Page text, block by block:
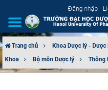
Đăng nhập
GIỚI THIỆU
Trang chủ Khoa Dược lý - Dược
Khoa
Bộ môn Dược lý Thông